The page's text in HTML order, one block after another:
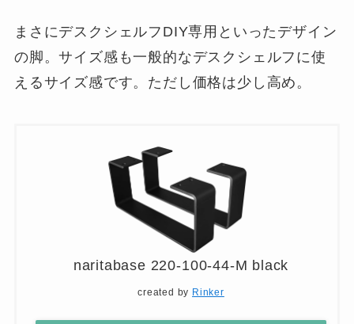
まさにデスクシェルフDIY専用といったデザイン
の脚。サイズ感も一般的なデスクシェルフに使
えるサイズ感です。ただし価格は少し高め。
naritabase 220-100-44-M black
created by Rinker